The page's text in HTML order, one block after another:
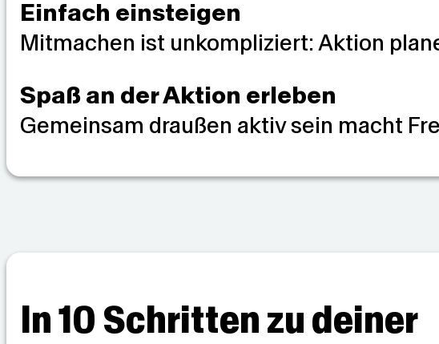
Einfach einsteigen
Mitmachen ist unkompliziert: Aktion
Spaß an der Aktion erleben
Gemeinsam draußen aktiv sein macht
In 10 Schritten zu deiner